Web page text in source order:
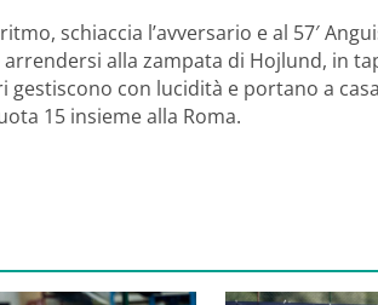
schiaccia l’avversario e al 57′
arrendersi alla zampata di Hojlund, in
gestiscono con lucidità e portano a
15 insieme alla Roma.